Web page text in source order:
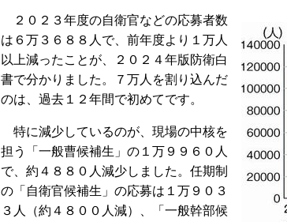
２０２３年度の自衛官などの応募者数
は６万３６８８人で、前年度より１万人
以上減ったことが、２０２４年版防衛白
書で分かりました。７万人を割り込んだ
のは、過去１２年間で初めてです。
特に減少しているのが、現場の中核を
担う「一般曹候補生」の１万９９６０人
で、約４８８０人減少しました。任期制
の「自衛官候補生」の応募は１万９０３
３人（約４８００人減）、「一般幹部候